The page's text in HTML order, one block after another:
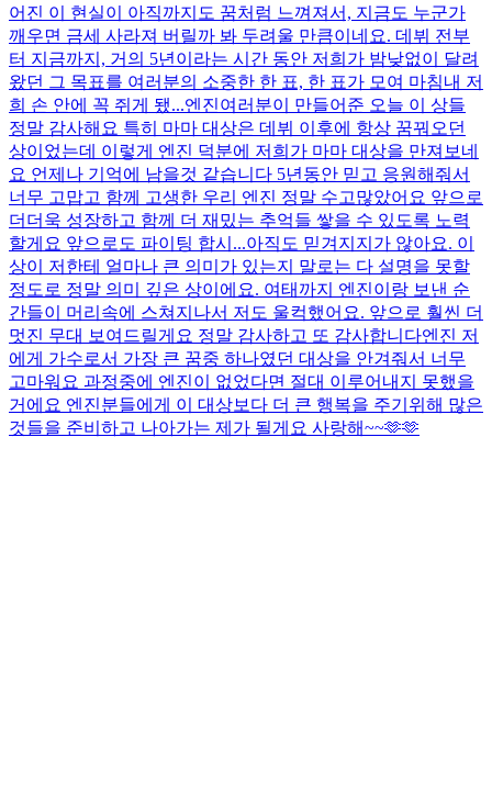
어진 이 현실이 아직까지도 꿈처럼 느껴져서, 지금도 누군가
깨우면 금세 사라져 버릴까 봐 두려울 만큼이네요. 데뷔 전부
터 지금까지, 거의 5년이라는 시간 동안 저희가 밤낮없이 달려
왔던 그 목표를 여러분의 소중한 한 표, 한 표가 모여 마침내 저
희 손 안에 꼭 쥐게 됐...엔진여러분이 만들어준 오늘 이 상들
정말 감사해요 특히 마마 대상은 데뷔 이후에 항상 꿈꿔오던
상이었는데 이렇게 엔진 덕분에 저희가 마마 대상을 만져보네
요 언제나 기억에 남을것 같습니다 5년동안 믿고 응원해줘서
너무 고맙고 함께 고생한 우리 엔진 정말 수고많았어요 앞으로
더더욱 성장하고 함께 더 재밌는 추억들 쌓을 수 있도록 노력
할게요 앞으로도 파이팅 합시...아직도 믿겨지지가 않아요. 이
상이 저한테 얼마나 큰 의미가 있는지 말로는 다 설명을 못할
정도로 정말 의미 깊은 상이에요. 여태까지 엔진이랑 보낸 순
간들이 머리속에 스쳐지나서 저도 울컥했어요. 앞으로 훨씬 더
멋진 무대 보여드릴게요 정말 감사하고 또 감사합니다엔진 저
에게 가수로서 가장 큰 꿈중 하나였던 대상을 안겨줘서 너무
고마워요 과정중에 엔진이 없었다면 절대 이루어내지 못했을
거에요 엔진분들에게 이 대상보다 더 큰 행복을 주기위해 많은
것들을 준비하고 나아가는 제가 될게요 사랑해~~🫶🫶